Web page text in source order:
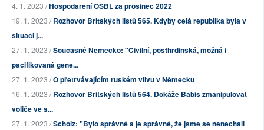
4. 1. 2023 /Hospodaření OSBL za prosinec 2022
19. 1. 2023 /Rozhovor Britských listů 565. Kdyby celá republika byla v
situaci j...
27. 1. 2023 /Současné Německo: "Civilní, posthrdinská, možná i
pacifikovaná gene...
27. 1. 2023 /O přetrvávajícím ruském vlivu v Německu
16. 1. 2023 /Rozhovor Britských listů 564. Dokáže Babiš zmanipulovat
voliče ve s...
27. 1. 2023 /Scholz: "Bylo správné a je správné, že jsme se nenechali